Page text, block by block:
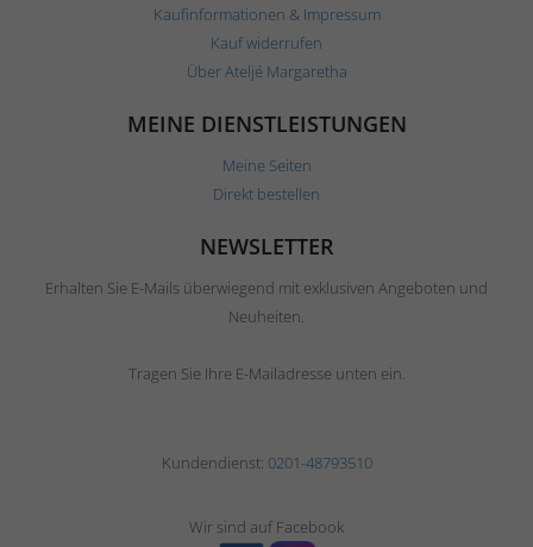
Kaufinformationen & Impressum
Kauf widerrufen
Über Ateljé Margaretha
MEINE DIENSTLEISTUNGEN
Meine Seiten
Direkt bestellen
NEWSLETTER
Erhalten Sie E-Mails überwiegend mit exklusiven Angeboten und
Neuheiten.
Tragen Sie Ihre E-Mailadresse unten ein.
Kundendienst: 0201-48793510
Wir sind auf Facebook